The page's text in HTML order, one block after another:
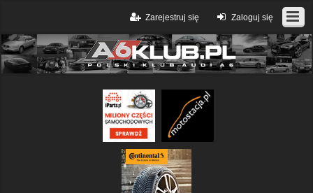
Zaloguj się
Zarejestruj się